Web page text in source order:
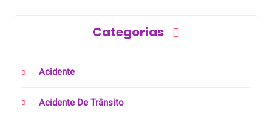
Categorias
Acidente
Acidente De Trânsito